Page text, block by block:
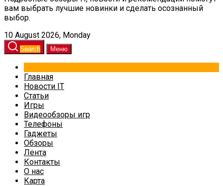
вам выбрать лучшие новинки и сделать осознанный
выбор.
10 August 2026, Monday
Search Меню
Главная
Новости IT
Статьи
Игры
Видеообзоры игр
Телефоны
Гаджеты
Обзоры
Лента
Контакты
О нас
Карта